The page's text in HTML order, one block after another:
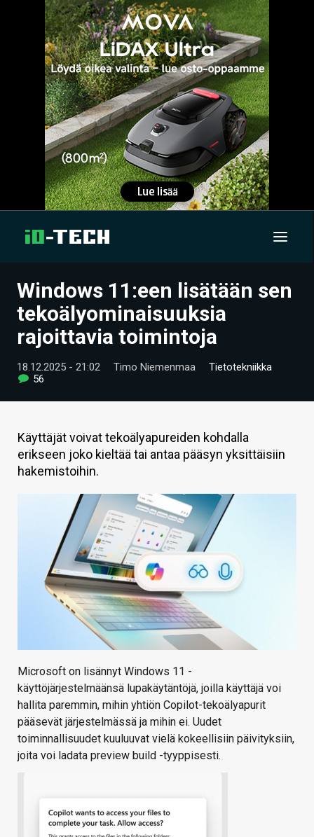
UUTISET
ARTIKKELIT
VIDEOT
HINTA.FI
KAUPPA
VAIHDA TEEMA
HAKU
Windows 11:een lisätään sen
tekoälyominaisuuksia
rajoittavia toimintoja
18.12.2025 - 21:02 Timo Niemenmaa
Tietotekniikka
56
Käyttäjät voivat tekoälyapureiden kohdalla
erikseen joko kieltää tai antaa pääsyn yksittäisiin
hakemistoihin.
Microsoft on lisännyt Windows 11 -
käyttöjärjestelmäänsä lupakäytäntöjä, joilla käyttäjä voi
hallita paremmin, mihin yhtiön Copilot-tekoälyapurit
pääsevät järjestelmässä ja mihin ei. Uudet
toiminnallisuudet kuuluuvat vielä kokeellisiin päivityksiin,
joita voi ladata preview build -tyyppisesti.